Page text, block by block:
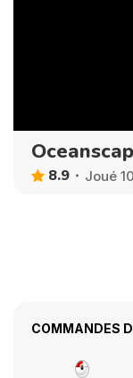
8.9 Joué
COMMANDES